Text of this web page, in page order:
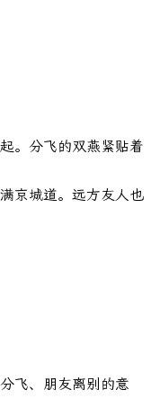
。分飞的双燕紧贴着
京城道。远方友人也
飞、朋友离别的意